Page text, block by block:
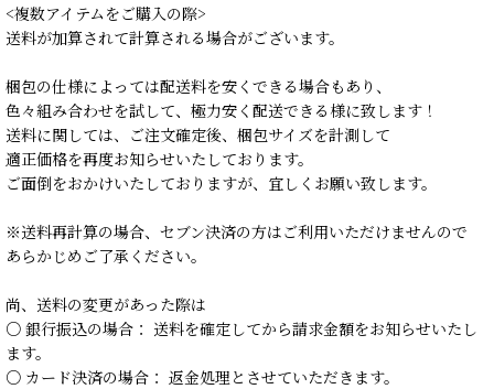
<複数アイテムをご購入の際>
送料が加算されて計算される場合がございます。
梱包の仕様によっては配送料を安くできる場合もあり、
色々組み合わせを試して、極力安く配送できる様に致します！
送料に関しては、ご注文確定後、梱包サイズを計測して
適正価格を再度お知らせいたしております。
ご面倒をおかけいたしておりますが、宜しくお願い致します。
※送料再計算の場合、セブン決済の方はご利用いただけませんので
あらかじめご了承ください。
尚、送料の変更があった際は
○ 銀行振込の場合： 送料を確定してから請求金額をお知らせいたし
ます。
○ カード決済の場合： 返金処理とさせていただきます。